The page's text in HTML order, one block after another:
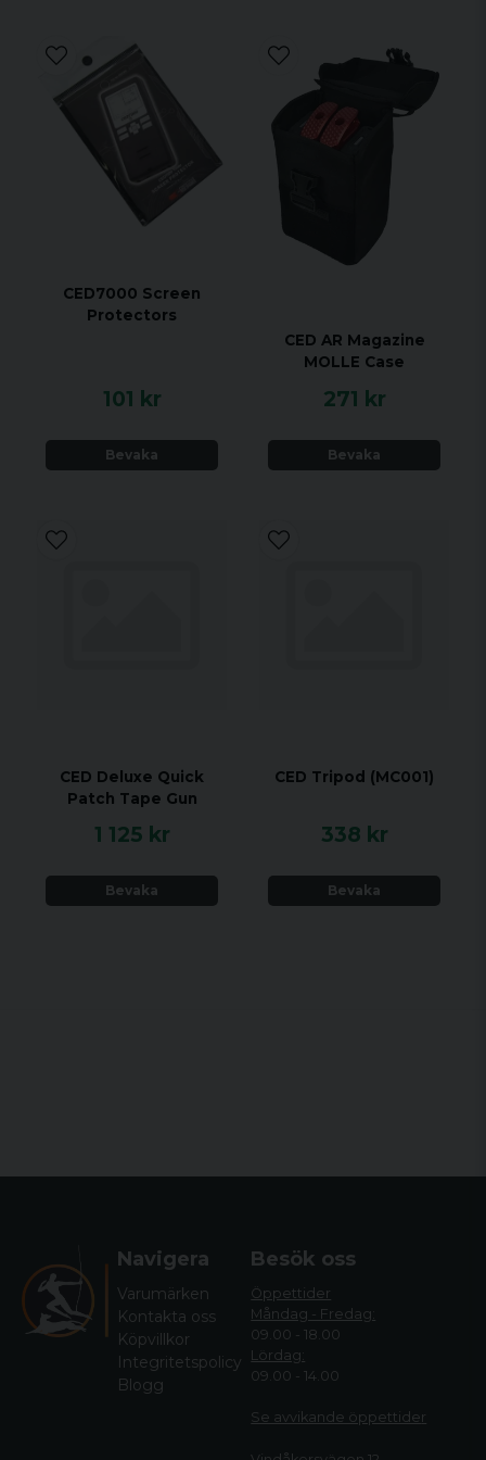
CED7000 Screen
Protectors
101 kr
Bevaka
CED AR Magazine
MOLLE Case
271 kr
Bevaka
CED Deluxe Quick
Patch Tape Gun
1 125 kr
Bevaka
CED Tripod (MC001)
338 kr
Bevaka
Navigera
Varumärken
Kontakta oss
Köpvillkor
Integritetspolicy
Blogg
Besök oss
Öppettider
Måndag - Fredag:
09.00 - 18.00
Lördag:
09.00 - 14.00
Se avvikande öppettider